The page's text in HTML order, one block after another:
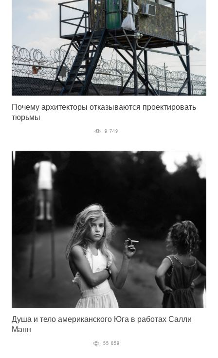
Почему архитекторы отказываются проектировать
тюрьмы
9 749
Душа и тело американского Юга в работах Салли
Манн
55 859